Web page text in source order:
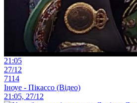
21:05
27/12
7114
Іноуе - Пікассо (Відео)
21:05, 27/12